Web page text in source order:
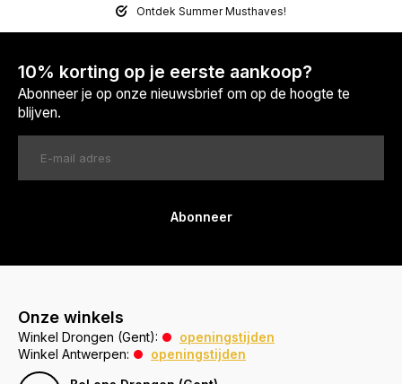
Ontdek Summer Musthaves!
10% korting op je eerste aankoop?
Abonneer je op onze nieuwsbrief om op de hoogte te
blijven.
Abonneer
Onze winkels
Winkel Drongen (Gent):
openingstijden
Winkel Antwerpen:
openingstijden